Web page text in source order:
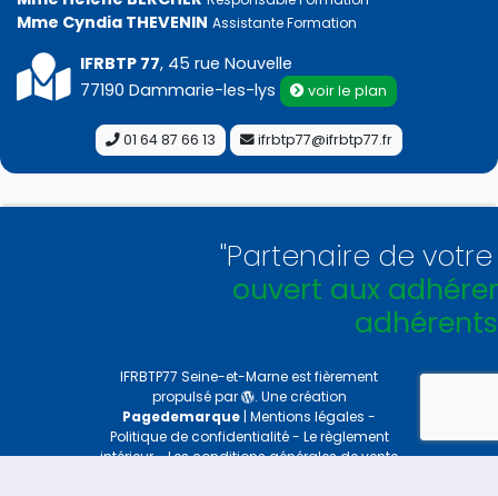
Mme Cyndia THEVENIN Assistante Formation
IFRBTP 77, 45 rue Nouvelle
77190 Dammarie-les-lys
voir le plan
01 64 87 66 13 ifrbtp77@ifrbtp77.fr
"Partenaire de votre
ouvert aux adhérents
adhérents !"
IFRBTP77 Seine-et-Marneest fièrement
propulsé par
. Une création
Pagedemarque | Mentions légales -
Politique de confidentialité- Le règlement
intérieur-Les conditions générales de vente